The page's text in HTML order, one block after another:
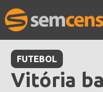
FUTEBOL
Vitória